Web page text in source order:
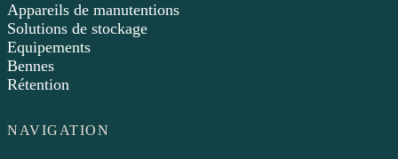
Appareils de manutentions
Solutions de stockage
Equipements
Bennes
Rétention
NAVIGATION